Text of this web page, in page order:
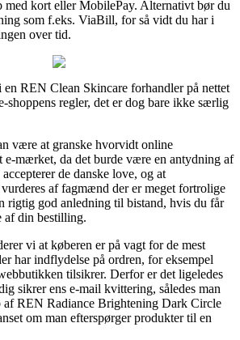
med kort eller MobilePay. Alternativt bør du
som f.eks. ViaBill, for så vidt du har i
over tid.
REN Clean Skincare forhandler på nettet
shoppens regler, det er dog bare ikke særlig
være at granske hvorvidt online
e-mærket, da det burde være en antydning af
de danske love, og at
af fagmænd der er meget fortrolige
rigtig god anledning til bistand, hvis du får
af din bestilling.
vi at køberen er på vagt for de mest
har indflydelse på ordren, for eksempel
tilsikrer. Derfor er det ligeledes
sikrer ens e-mail kvittering, således man
af REN Radiance Brightening Dark Circle
om man efterspørger produkter til en